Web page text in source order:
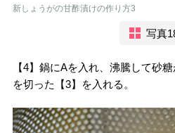
新しょうがの甘酢漬けの作り方3
写真
【4】鍋にAを入れ、沸騰して砂
を切った【3】を入れる。